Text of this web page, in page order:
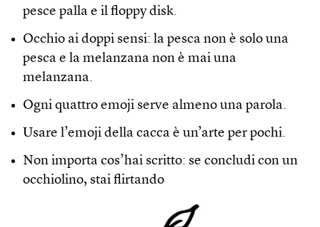
pesce palla e il floppy disk.
Occhio ai doppi sensi: la pesca non è solo una
pesca e la melanzana non è mai una
melanzana.
Ogni quattro emoji serve almeno una parola.
Usare l’emoji della cacca è un’arte per pochi.
Non importa cos’hai scritto: se concludi con un
occhiolino, stai flirtando